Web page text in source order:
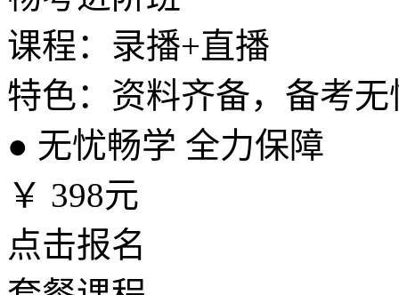
课程：录播+直播
特色：资料齐备，备考无
● 无忧畅学 全力保障
￥ 398元
点击报名